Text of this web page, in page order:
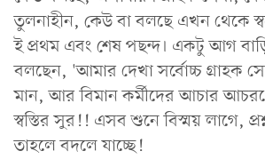
তুলনাহীন, কেউ বা বলছে এখন থেকে
ই প্রথম এবং শেষ পছন্দ। একটু আগ
বলছেন, 'আমার দেখা সর্বোচ্চ গ্রাহক
মান, আর বিমান কর্মীদের আচার
স্বস্তির সুর!! এসব শুনে বিস্ময় লাগে,
তাহলে বদলে যাচ্ছে!